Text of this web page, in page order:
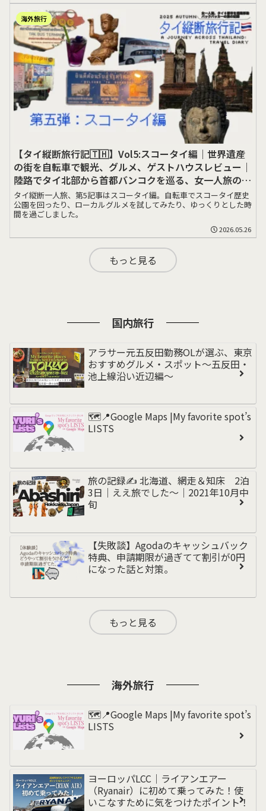
海外旅行
【タイ縦断旅行記🇹🇭】Vol5:スコータイ編｜世界遺産
の街を自転車で観光、グルメ、ゲストハウスレビュー｜
陸路でタイ北部から首都バンコクを巡る、女一人旅の記
録
タイ縦断一人旅、第5記事はスコータイ編。自転車でスコータイ歴史
公園を回ったり、ローカルグルメを試してみたり、ゆっくりとした時
間を過ごしました。
2026.05.26
もっと見る
国内旅行
アラサー元五反田勤務OLが選ぶ、東京
おすすめグルメ・スポット〜五反田・
池上線沿い近辺編〜
🗺️📍Google Maps |My favorite spot’s
LISTS
旅の記録✍️ 北海道、網走＆知床 2泊
3日｜ええ旅でした〜｜2021年10月中
旬
【失敗談】Agodaのキャッシュバック
特典、申請期限が過ぎてて割引が0円
になった話と対策。
もっと見る
海外旅行
🗺️📍Google Maps |My favorite spot’s
LISTS
ヨーロッパLCC｜ライアンエアー
（Ryanair）に初めて乗ってみた！使
いこなすために気をつけたポイント！